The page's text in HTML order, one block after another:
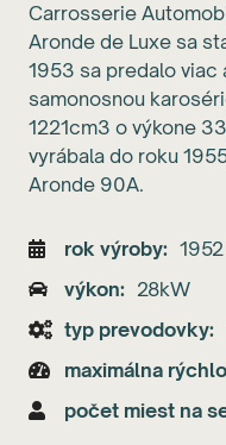
Carrosserie
Aronde de Luxe sa
1953 sa predalo viac
samonosnou
1221cm3 o výkone
vyrábala do roku
Aronde 90A.
rok výroby
1952
výkon
28kW
typ prevodovky
maximálna
počet miest na